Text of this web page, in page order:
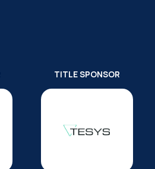
TITLE SPONSOR